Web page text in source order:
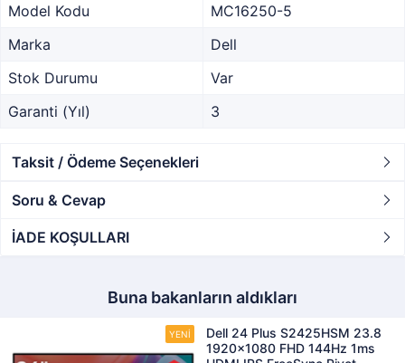
Model Kodu
MC16250-5
Marka
Dell
Stok Durumu
Var
Garanti (Yıl)
3
Taksit / Ödeme Seçenekleri
Soru & Cevap
İADE KOŞULLARI
Buna bakanların aldıkları
Dell 24 Plus S2425HSM 23.8
1920x1080 FHD 144Hz 1ms